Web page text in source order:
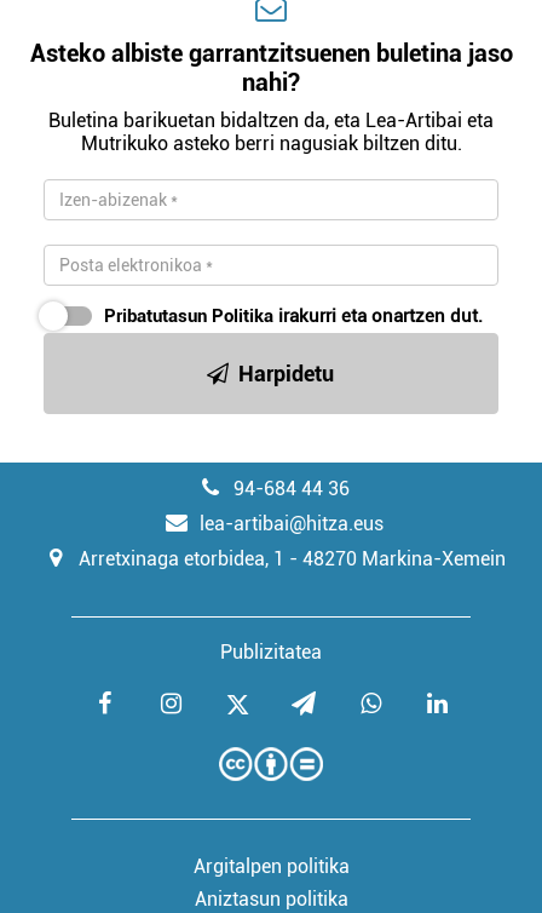
Asteko albiste garrantzitsuenen buletina jaso
nahi?
Buletina barikuetan bidaltzen da, eta Lea-Artibai eta
Mutrikuko asteko berri nagusiak biltzen ditu.
Pribatutasun Politika irakurri eta onartzen dut.
Harpidetu
94-684 44 36
lea-artibai@hitza.eus
Arretxinaga etorbidea, 1 - 48270 Markina-Xemein
Publizitatea
Argitalpen politika
Aniztasun politika